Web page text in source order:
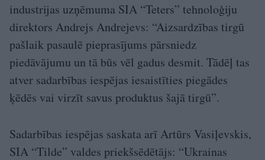
industrijas uzņēmuma SIA “Teters” tehnoloģiju
direktors Andrejs Andrejevs: “Aizsardzības tirgū
pašlaik pasaulē pieprasījums pārsniedz
piedāvājumu un tā būs vēl gadus desmit. Tādēļ tas
atver sadarbības iespējas iesaistīties piegādes
ķēdēs vai virzīt savus produktus šajā tirgū”.
Sadarbības iespējas saskata arī Artūrs Vasiļevskis,
SIA “Tilde” valdes priekšsēdētājs: “Ukrainas